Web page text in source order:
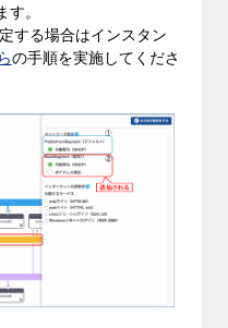
。
する場合はインスタン
の手順を実施してくださ